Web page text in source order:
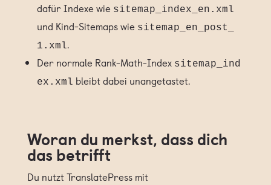
dafür Indexe wie sitemap_index_en.xml
und Kind-Sitemaps wie sitemap_en_post_
1.xml.
Der normale Rank-Math-Index sitemap_ind
ex.xml bleibt dabei unangetastet.
Woran du merkst, dass dich
das betrifft
Du nutzt TranslatePress mit